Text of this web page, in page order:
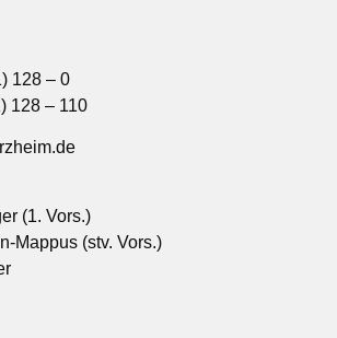
128 – 0
128 – 110
(1. Vors.)
Mappus (stv. Vors.)